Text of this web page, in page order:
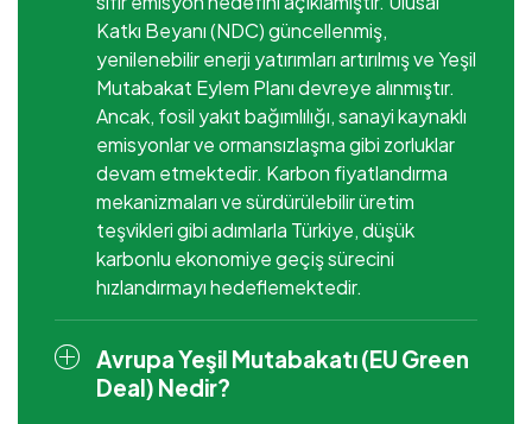
Katkı Beyanı (NDC) güncellenmiş,
yenilenebilir enerji yatırımları artırılmış ve Yeşil
Mutabakat Eylem Planı devreye alınmıştır.
Ancak, fosil yakıt bağımlılığı, sanayi kaynaklı
emisyonlar ve ormansızlaşma gibi zorluklar
devam etmektedir. Karbon fiyatlandırma
mekanizmaları ve sürdürülebilir üretim
teşvikleri gibi adımlarla Türkiye, düşük
karbonlu ekonomiye geçiş sürecini
hızlandırmayı hedeflemektedir.
Avrupa Yeşil Mutabakatı (EU Green
Deal) Nedir?